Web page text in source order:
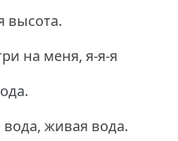
высота.
на меня, я-я-я
живая вода.